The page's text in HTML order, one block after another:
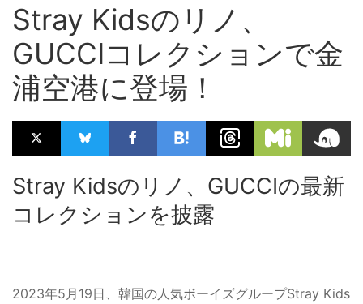
Stray Kidsのリノ、
GUCCIコレクションで金
浦空港に登場！
Stray Kidsのリノ、GUCCIの最新
コレクションを披露
2023年5月19日、韓国の人気ボーイズグループStray Kids